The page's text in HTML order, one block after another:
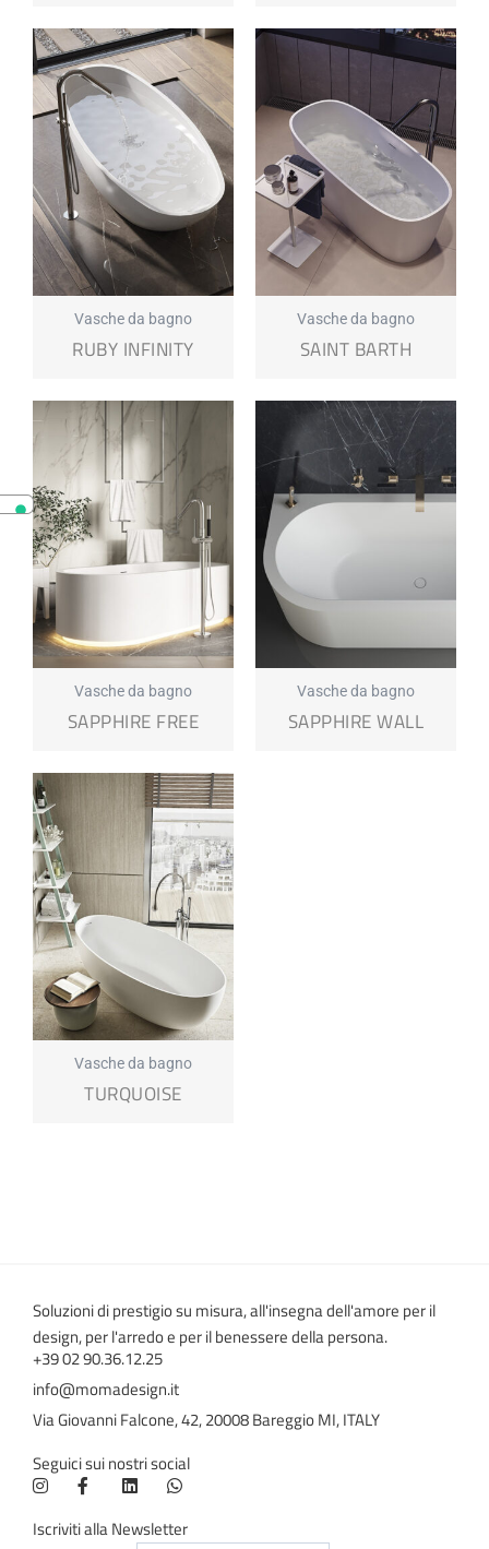
Vasche da bagno
RUBY INFINITY
Vasche da bagno
SAINT BARTH
Vasche da bagno
SAPPHIRE FREE
Vasche da bagno
SAPPHIRE WALL
Vasche da bagno
TURQUOISE
Soluzioni di prestigio su misura, all'insegna dell'amore per il
design, per l'arredo e per il benessere della persona.
+39 02 90.36.12.25
info@momadesign.it
Via Giovanni Falcone, 42, 20008 Bareggio MI, ITALY
Seguici sui nostri social
Iscriviti alla Newsletter